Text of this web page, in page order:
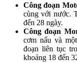
Công đoạn
cùng với nước.
đến 28 ngày.
Công đoạn
cơm nấu và
đoạn liên tục
khoảng 18 đến